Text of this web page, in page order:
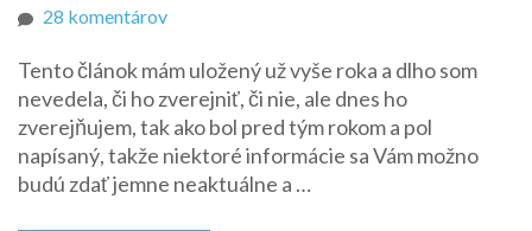
28 komentárovna
Damiany
Tento článok mám uložený už vyše roka a dlho som
nevedela, či ho zverejniť, či nie, ale dnes ho
zverejňujem, tak ako bol pred tým rokom a pol
napísaný, takže niektoré informácie sa Vám možno
budú zdať jemne neaktuálne a …